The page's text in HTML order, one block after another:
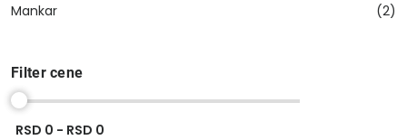
Mankar
(2)
Filter cene
RSD 0 - RSD 0